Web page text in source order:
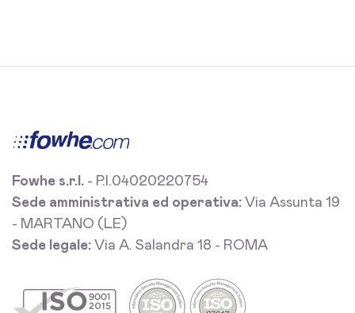
Fowhe s.r.l. - P.I.04020220754
Sede amministrativa ed operativa: Via Assunta 19
- MARTANO (LE)
Sede legale: Via A. Salandra 18 - ROMA